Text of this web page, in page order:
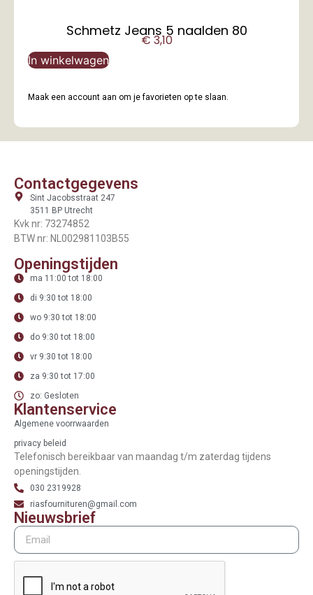
Schmetz Jeans 5 naalden 80
€3,10
In winkelwagen
Maak een account aan om je favorieten op te slaan.
Contactgegevens
Sint Jacobsstraat 247
3511 BP Utrecht
Kvk nr: 73274852
BTW nr: NL002981103B55
Openingstijden
ma 11:00 tot 18:00
di 9:30 tot 18:00
wo 9:30 tot 18:00
do 9:30 tot 18:00
vr 9:30 tot 18:00
za 9:30 tot 17:00
zo: Gesloten
Klantenservice
Algemene voorrwaarden
privacy beleid
Telefonisch bereikbaar van maandag t/m zaterdag tijdens
openingstijden.
030 2319928
riasfournituren@gmail.com
Nieuwsbrief